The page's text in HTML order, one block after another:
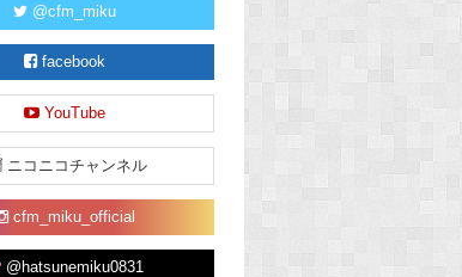
@cfm_miku
facebook
YouTube
ニコニコチャンネル
cfm_miku_official
@hatsunemiku0831